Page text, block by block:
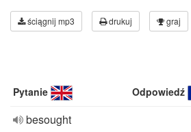
ściągnij mp3 drukuj graj
Pytanie Odpowiedź
besought